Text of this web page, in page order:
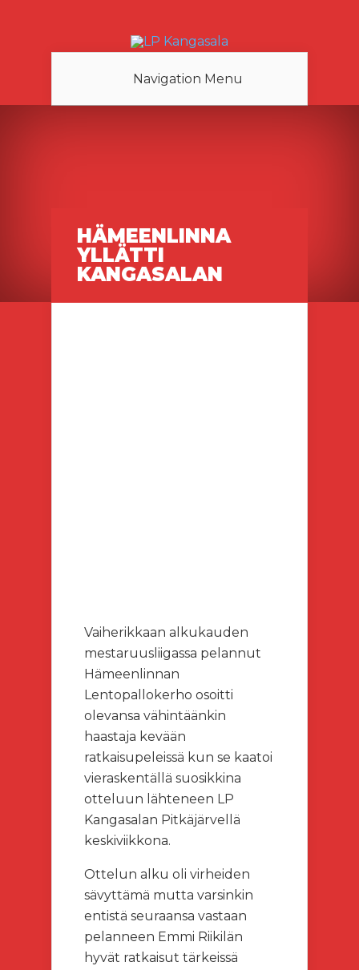
Navigation Menu
HÄMEENLINNA
YLLÄTTI
KANGASALAN
Vaiherikkaan alkukauden
mestaruusliigassa pelannut
Hämeenlinnan
Lentopallokerho osoitti
olevansa vähintäänkin
haastaja kevään
ratkaisupeleissä kun se kaatoi
vieraskentällä suosikkina
otteluun lähteneen LP
Kangasalan Pitkäjärvellä
keskiviikkona.
Ottelun alku oli virheiden
sävyttämä mutta varsinkin
entistä seuraansa vastaan
pelanneen Emmi Riikilän
hyvät ratkaisut tärkeissä